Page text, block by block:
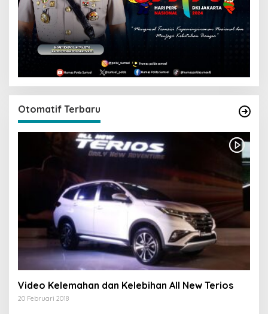
Otomatif Terbaru
Video Kelemahan dan Kelebihan All New Terios
20 Februari 2018